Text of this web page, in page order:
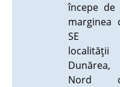
începe de
marginea
SE
localităţii
Dunărea,
Nord